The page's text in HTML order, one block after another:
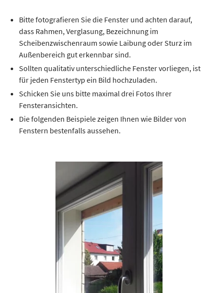
Bitte fotografieren Sie die Fenster und achten darauf,
dass Rahmen, Verglasung, Bezeichnung im
Scheibenzwischenraum sowie Laibung oder Sturz im
Außenbereich gut erkennbar sind.
Sollten qualitativ unterschiedliche Fenster vorliegen, ist
für jeden Fenstertyp ein Bild hochzuladen.
Schicken Sie uns bitte maximal drei Fotos Ihrer
Fensteransichten.
Die folgenden Beispiele zeigen Ihnen wie Bilder von
Fenstern bestenfalls aussehen.